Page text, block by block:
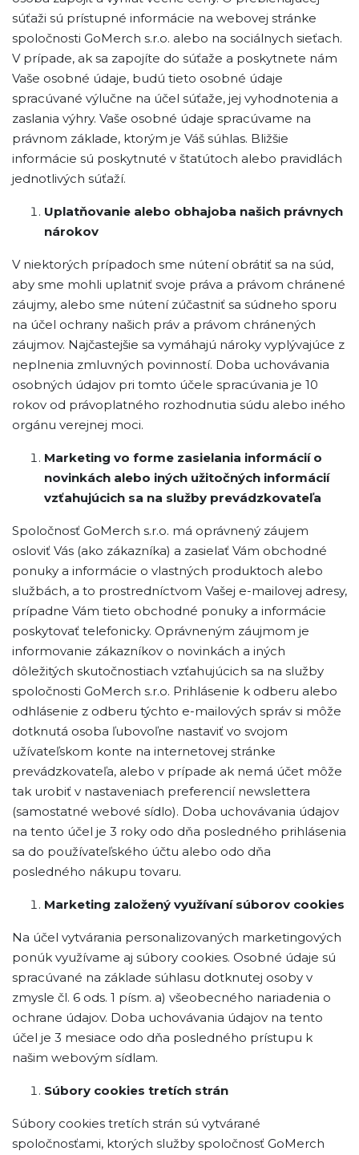
súťaži sú prístupné informácie na webovej stránke
spoločnosti GoMerch s.r.o. alebo na sociálnych sieťach.
V prípade, ak sa zapojíte do súťaže a poskytnete nám
Vaše osobné údaje, budú tieto osobné údaje
spracúvané výlučne na účel súťaže, jej vyhodnotenia a
zaslania výhry. Vaše osobné údaje spracúvame na
právnom základe, ktorým je Váš súhlas. Bližšie
informácie sú poskytnuté v štatútoch alebo pravidlách
jednotlivých súťaží.
Uplatňovanie alebo obhajoba našich právnych
nárokov
V niektorých prípadoch sme nútení obrátiť sa na súd,
aby sme mohli uplatniť svoje práva a právom chránené
záujmy, alebo sme nútení zúčastniť sa súdneho sporu
na účel ochrany našich práv a právom chránených
záujmov. Najčastejšie sa vymáhajú nároky vyplývajúce z
neplnenia zmluvných povinností. Doba uchovávania
osobných údajov pri tomto účele spracúvania je 10
rokov od právoplatného rozhodnutia súdu alebo iného
orgánu verejnej moci.
Marketing vo forme zasielania informácií o
novinkách alebo iných užitočných informácií
vzťahujúcich sa na služby prevádzkovateľa
Spoločnosť GoMerch s.r.o. má oprávnený záujem
osloviť Vás (ako zákazníka) a zasielať Vám obchodné
ponuky a informácie o vlastných produktoch alebo
službách, a to prostredníctvom Vašej e-mailovej adresy,
prípadne Vám tieto obchodné ponuky a informácie
poskytovať telefonicky. Oprávneným záujmom je
informovanie zákazníkov o novinkách a iných
dôležitých skutočnostiach vzťahujúcich sa na služby
spoločnosti GoMerch s.r.o. Prihlásenie k odberu alebo
odhlásenie z odberu týchto e-mailových správ si môže
dotknutá osoba ľubovoľne nastaviť vo svojom
užívateľskom konte na internetovej stránke
prevádzkovateľa, alebo v prípade ak nemá účet môže
tak urobiť v nastaveniach preferencií newslettera
(samostatné webové sídlo). Doba uchovávania údajov
na tento účel je 3 roky odo dňa posledného prihlásenia
sa do používateľského účtu alebo odo dňa
posledného nákupu tovaru.
Marketing založený využívaní súborov cookies
Na účel vytvárania personalizovaných marketingových
ponúk využívame aj súbory cookies. Osobné údaje sú
spracúvané na základe súhlasu dotknutej osoby v
zmysle čl. 6 ods. 1 písm. a) všeobecného nariadenia o
ochrane údajov. Doba uchovávania údajov na tento
účel je 3 mesiace odo dňa posledného prístupu k
našim webovým sídlam.
Súbory cookies tretích strán
Súbory cookies tretích strán sú vytvárané
spoločnosťami, ktorých služby spoločnosť GoMerch